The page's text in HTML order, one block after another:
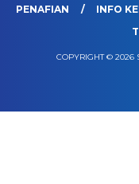
PENAFIAN INFO
COPYRIGHT © 2026